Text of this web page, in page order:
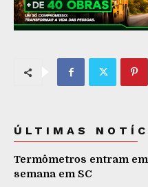
ÚLTIMAS
Termômetros entram
semana em SC